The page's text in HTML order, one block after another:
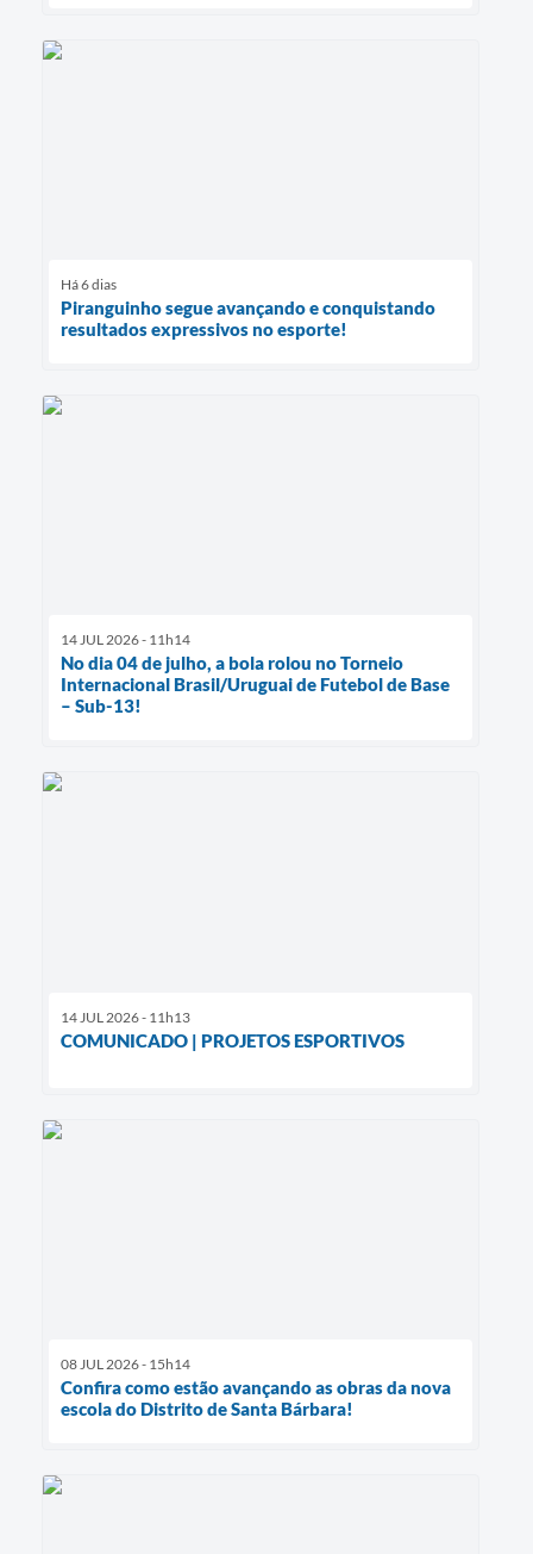
Há 6 dias
Piranguinho segue avançando e conquistando
resultados expressivos no esporte!
14 JUL 2026 - 11h14
No dia 04 de julho, a bola rolou no Torneio
Internacional Brasil/Uruguai de Futebol de Base
– Sub-13!
14 JUL 2026 - 11h13
COMUNICADO | PROJETOS ESPORTIVOS
08 JUL 2026 - 15h14
Confira como estão avançando as obras da nova
escola do Distrito de Santa Bárbara!